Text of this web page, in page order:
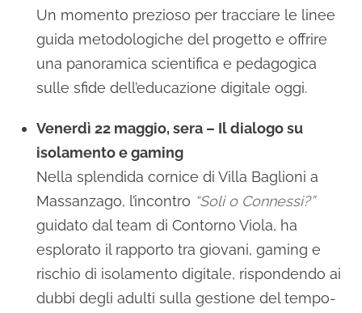
Un momento prezioso per tracciare le linee
guida metodologiche del progetto e offrire
una panoramica scientifica e pedagogica
sulle sfide dell’educazione digitale oggi.
Venerdì 22 maggio, sera – Il dialogo su
isolamento e gaming
Nella splendida cornice di Villa Baglioni a
Massanzago, l’incontro “Soli o Connessi?”
guidato dal team di Contorno Viola, ha
esplorato il rapporto tra giovani, gaming e
rischio di isolamento digitale, rispondendo ai
dubbi degli adulti sulla gestione del tempo-